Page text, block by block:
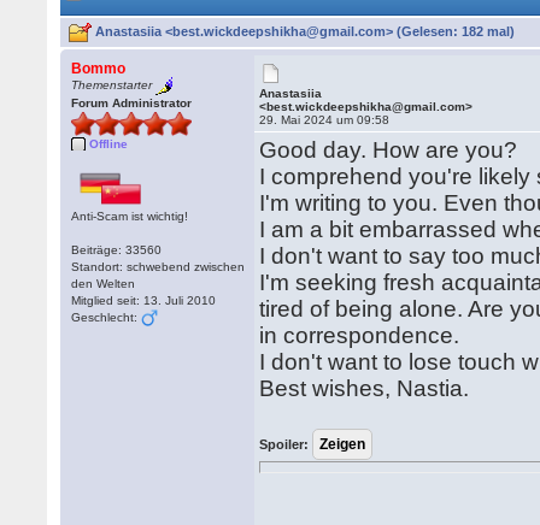
Anastasiia <best.wickdeepshikha@gmail.com> (Gelesen: 182 mal)
Bommo
Themenstarter
Forum Administrator
Offline
Anti-Scam ist wichtig!
Beiträge: 33560
Standort: schwebend zwischen
den Welten
Mitglied seit: 13. Juli 2010
Geschlecht:
Anastasiia
<best.wickdeepshikha@gmail.com>
29. Mai 2024 um 09:58
Good day. How are you?
I comprehend you're
I'm writing to you. Even
I am a bit embarrassed
I don't want to say too
I'm seeking fresh
tired of being alone. Are
in correspondence.
I don't want to lose touch
Best wishes, Nastia.
Spoiler: